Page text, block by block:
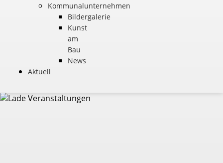
Kommunalunternehmen
Bildergalerie
Kunst
am
Bau
News
Aktuell